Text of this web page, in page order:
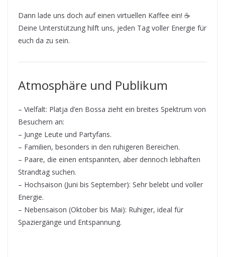
Dann lade uns doch auf einen virtuellen Kaffee ein! ☕
Deine Unterstützung hilft uns, jeden Tag voller Energie für
euch da zu sein.
Atmosphäre und Publikum
– Vielfalt: Platja d’en Bossa zieht ein breites Spektrum von
Besuchern an:
– Junge Leute und Partyfans.
– Familien, besonders in den ruhigeren Bereichen.
– Paare, die einen entspannten, aber dennoch lebhaften
Strandtag suchen.
– Hochsaison (Juni bis September): Sehr belebt und voller
Energie.
– Nebensaison (Oktober bis Mai): Ruhiger, ideal für
Spaziergänge und Entspannung.